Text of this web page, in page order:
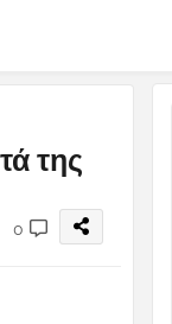
της
0